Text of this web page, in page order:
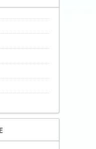
CURITIBA-
4 5
6